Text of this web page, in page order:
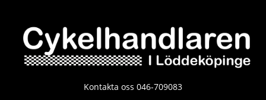
Kontakta oss 046-709083